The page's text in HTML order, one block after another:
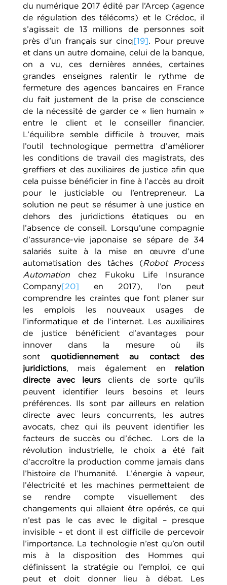
du numérique 2017 édité par l’Arcep (agence
de régulation des télécoms) et le Crédoc, il
s’agissait de 13 millions de personnes soit
près d’un français sur cinq[19]. Pour preuve
et dans un autre domaine, celui de la banque,
on a vu, ces dernières années, certaines
grandes enseignes ralentir le rythme de
fermeture des agences bancaires en France
du fait justement de la prise de conscience
de la nécessité de garder ce « lien humain »
entre le client et le conseiller financier.
L’équilibre semble difficile à trouver, mais
l’outil technologique permettra d’améliorer
les conditions de travail des magistrats, des
greffiers et des auxiliaires de justice afin que
cela puisse bénéficier in fine à l’accès au droit
pour le justiciable ou l’entrepreneur. La
solution ne peut se résumer à une justice en
dehors des juridictions étatiques ou en
l’absence de conseil. Lorsqu’une compagnie
d’assurance-vie japonaise se sépare de 34
salariés suite à la mise en œuvre d’une
automatisation des tâches (Robot Process
Automation chez Fukoku Life Insurance
Company[20] en 2017), l’on peut
comprendre les craintes que font planer sur
les emplois les nouveaux usages de
l’informatique et de l’internet. Les auxiliaires
de justice bénéficient d’avantages pour
innover dans la mesure où ils
sont quotidiennement au contact des
juridictions, mais également en relation
directe avec leursclients de sorte qu’ils
peuvent identifier leurs besoins et leurs
préférences. Ils sont par ailleurs en relation
directe avec leurs concurrents, les autres
avocats, chez qui ils peuvent identifier les
facteurs de succès ou d’échec.
Lors de la
révolution industrielle, le choix a été fait
d’accroître la production comme jamais dans
l’histoire de l’humanité.
L’énergie à vapeur,
l’électricité et les machines permettaient de
se rendre compte visuellement des
changements qui allaient être opérés, ce qui
n’est pas le cas avec le digital – presque
invisible – et dont il est difficile de percevoir
l’importance. La technologie n’est qu’on outil
mis à la disposition des Hommes qui
définissent la stratégie ou l’emploi, ce qui
peut et doit donner lieu à débat. Les